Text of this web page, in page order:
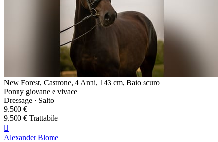
New Forest, Castrone, 4 Anni, 143 cm, Baio scuro
Ponny giovane e vivace
Dressage · Salto
9.500 €
9.500 € Trattabile

Alexander Blome